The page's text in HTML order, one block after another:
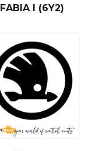
FABIA I (6Y2)